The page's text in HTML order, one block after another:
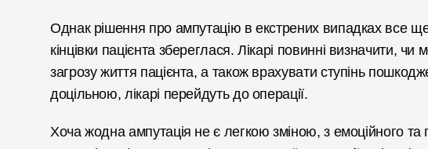
Однак рішення про ампутацію в екстрених випадках все
кінцівки пацієнта збереглася. Лікарі повинні визначити,
загрозу життя пацієнта, а також врахувати ступінь
доцільною, лікарі перейдуть до операції.
Хоча жодна ампутація не є легкою зміною, з емоційного та